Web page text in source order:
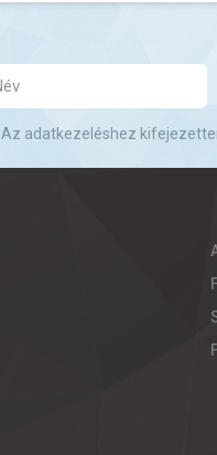
Az adatkezeléshez